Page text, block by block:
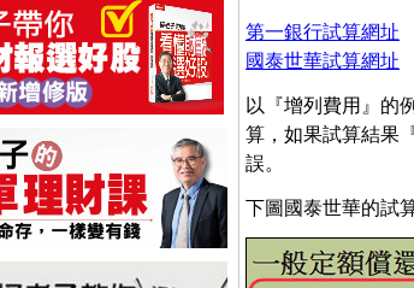
第一銀行試算網址
國泰世華試算網址
以『增列費用』的
算，如果試算結果
誤。
下圖國泰世華的試